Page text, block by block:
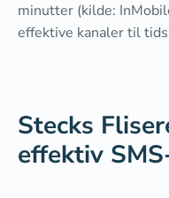
minutter (kilde:
effektive kanaler til
Stecks
effektiv